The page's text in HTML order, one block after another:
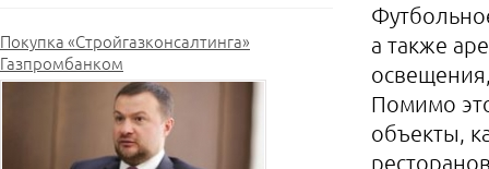
Покупка «Стройгазконсалтинга»
Газпромбанком
а также
Помимо
объекты,